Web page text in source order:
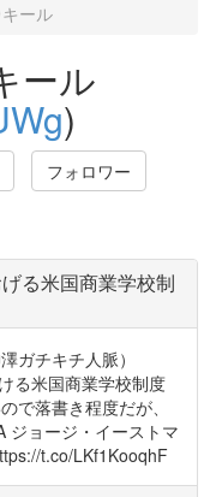
ール
ール
)
フォロワー
る米国商業学校制
ガチキチ人脈）
る米国商業学校制度
で落書き程度だが、
ジョージ・イーストマ
t.co/LKf1KooqhF